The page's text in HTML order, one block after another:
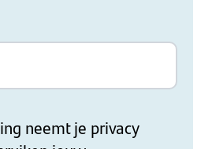
neemt je privacy